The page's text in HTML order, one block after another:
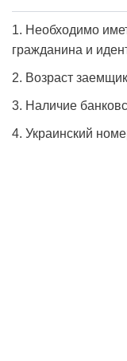
1. Необходимо
гражданина и
2. Возраст
3. Наличие
4. Украинский